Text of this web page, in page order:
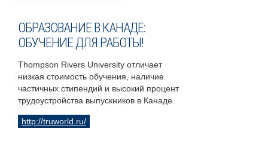
ОБРАЗОВАНИЕ В КАНАДЕ:
ОБУЧЕНИЕ ДЛЯ РАБОТЫ!
Thompson Rivers University отличает
низкая стоимость обучения, наличие
частичных стипендий и высокий процент
трудоустройства выпускников в Канаде.
http://truworld.ru/